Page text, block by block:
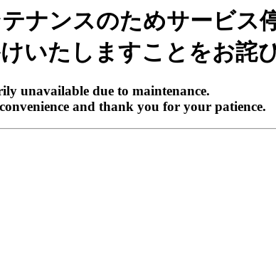
ナンスのためサービス
いたしますことをお詫
unavailable due to maintenance.
and thank you for your patience.